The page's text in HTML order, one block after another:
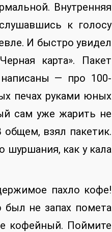
Внутренняя
к голосу
И быстро увидел
карта». Пакет
— про 100-
печах руками юных
сам уже жарить не
взял пакетик.
шуршания, как у кала
пахло кофе!
был не запах помета
кофейный. Поймите